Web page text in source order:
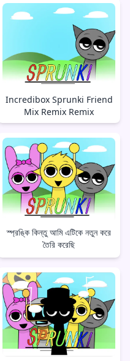
Incredibox Sprunki Friend
Mix Remix Remix
স্প্রঙ্কি কিন্তু আমি এটিকে নতুন করে
তৈরি করেছি